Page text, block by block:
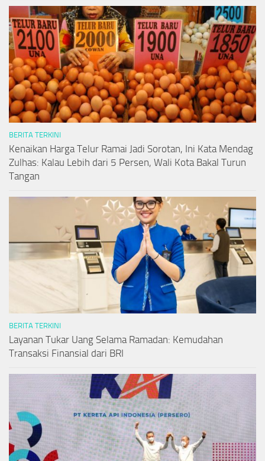
BERITA TERKINI
Kenaikan Harga Telur Ramai Jadi Sorotan, Ini Kata Mendag
Zulhas: Kalau Lebih dari 5 Persen, Wali Kota Bakal Turun
Tangan
BERITA TERKINI
Layanan Tukar Uang Selama Ramadan: Kemudahan
Transaksi Finansial dari BRI